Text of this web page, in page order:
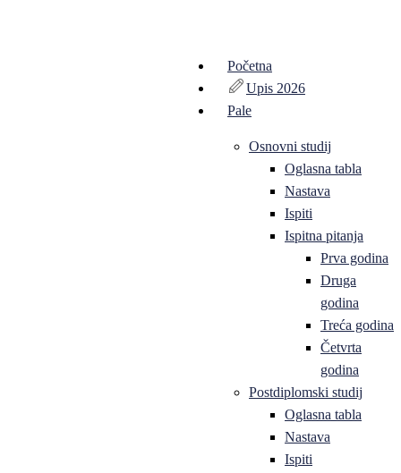
Početna
Upis 2026
Pale
Osnovni studij
Oglasna tabla
Nastava
Ispiti
Ispitna pitanja
Prva godina
Druga
godina
Treća godina
Četvrta
godina
Postdiplomski studij
Oglasna tabla
Nastava
Ispiti